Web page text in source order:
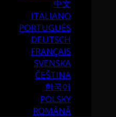
中文
ITALIANO
PORTUGUÉS
DEUTSCH
FRANÇAIS
SVENSKA
ČEŠTINA
한국어
POLSKY
ROMÂNĂ